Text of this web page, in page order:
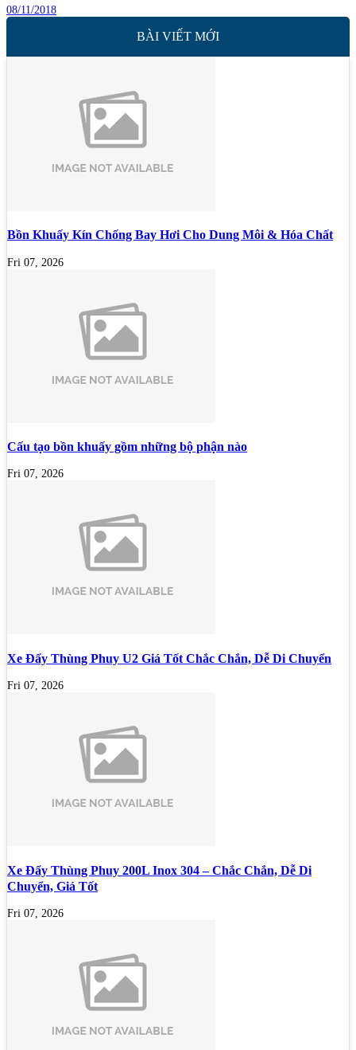
08/11/2018
BÀI VIẾT MỚI
Bồn Khuấy Kín Chống Bay Hơi Cho Dung Môi & Hóa Chất
Fri 07, 2026
Cấu tạo bồn khuấy gồm những bộ phận nào
Fri 07, 2026
Xe Đẩy Thùng Phuy U2 Giá Tốt Chắc Chắn, Dễ Di Chuyển
Fri 07, 2026
Xe Đẩy Thùng Phuy 200L Inox 304 – Chắc Chắn, Dễ Di
Chuyển, Giá Tốt
Fri 07, 2026